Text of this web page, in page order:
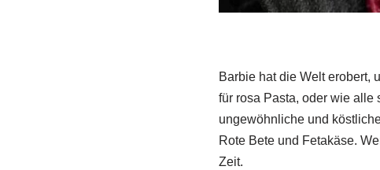
Barbie hat die Welt erobert,
für rosa Pasta, oder wie
ungewöhnliche und
Rote Bete und Fetakäse.
Zeit.